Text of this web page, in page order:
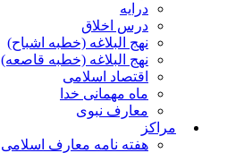
درایه
درس اخلاق
نهج البلاغه (خطبه اشباح)
نهج البلاغه (خطبه قاصعه)
اقتصاد اسلامی
ماه مهمانی خدا
معارف نبوی
مراکز
هفته نامه معارف اسلامی